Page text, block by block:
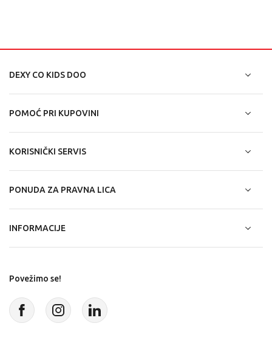
DEXY CO KIDS DOO
POMOĆ PRI KUPOVINI
KORISNIČKI SERVIS
PONUDA ZA PRAVNA LICA
INFORMACIJE
Povežimo se!